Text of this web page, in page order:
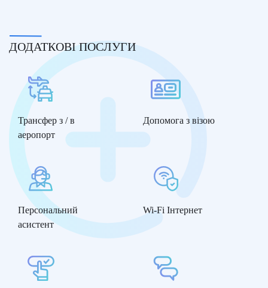
ДОДАТКОВІ ПОСЛУГИ
Трансфер з / в
аеропорт
Допомога з візою
Персональний
асистент
Wi-Fi Інтернет